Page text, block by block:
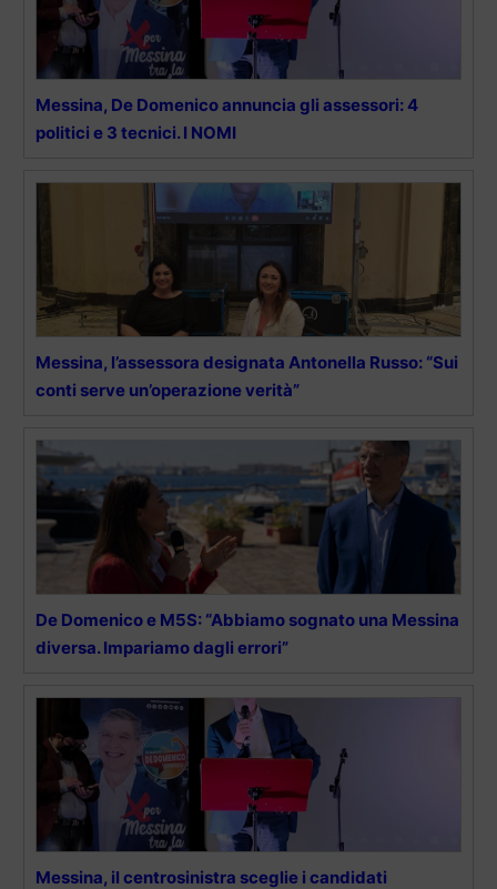
Messina, De Domenico annuncia gli assessori: 4
politici e 3 tecnici. I NOMI
Messina, l’assessora designata Antonella Russo: “Sui
conti serve un’operazione verità”
De Domenico e M5S: “Abbiamo sognato una Messina
diversa. Impariamo dagli errori”
Messina, il centrosinistra sceglie i candidati